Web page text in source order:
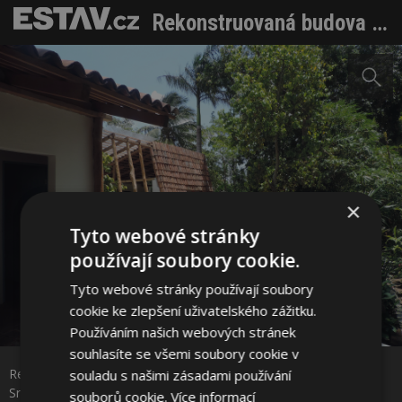
Rekonstruovaná budova a zahrada poskytuje klid na cvičení. Srdcem areálu je kuchyně
Rekonstruovaná budova a zahrada poskytuje klid na cvičení.
Srdcem areálu je kuchyně Foto: Marina Pineda
Sdílet na Facebooku
Sdílet na Pinterestu
×
Tyto webové stránky
používají soubory cookie.
Tyto webové stránky používají soubory
cookie ke zlepšení uživatelského zážitku.
Používáním našich webových stránek
souhlasíte se všemi soubory cookie v
souladu s našimi zásadami používání
souborů cookie.Více informací